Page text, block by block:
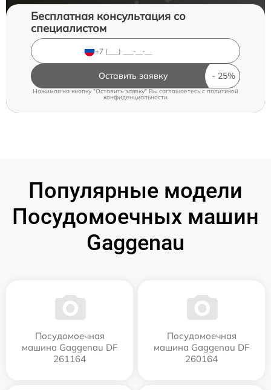
Бесплатная консультация со
специалистом
Оставить заявку
Нажимая на кнопку "Оставить заявку" Вы соглашаетесь c политикой
конфиденциальности
Популярные модели
Посудомоечных машин
Gaggenau
Посудомоечная
машина Gaggenau DF
261164
Посудомоечная
машина Gaggenau DF
260164